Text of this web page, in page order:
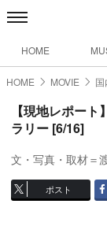
HOME
HOME MOVIE
【現地レポー
ラリー [6/16]
文・写真・取材＝
ポスト